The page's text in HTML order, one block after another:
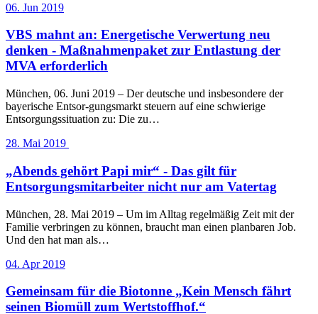
06. Jun 2019
VBS mahnt an: Energetische Verwertung neu
denken - Maßnahmenpaket zur Entlastung der
MVA erforderlich
München, 06. Juni 2019 – Der deutsche und insbesondere der
bayerische Entsor-gungsmarkt steuern auf eine schwierige
Entsorgungssituation zu: Die zu…
28. Mai 2019
„Abends gehört Papi mir“ - Das gilt für
Entsorgungsmitarbeiter nicht nur am Vatertag
München, 28. Mai 2019 – Um im Alltag regelmäßig Zeit mit der
Familie verbringen zu können, braucht man einen planbaren Job.
Und den hat man als…
04. Apr 2019
Gemeinsam für die Biotonne „Kein Mensch fährt
seinen Biomüll zum Wertstoffhof.“